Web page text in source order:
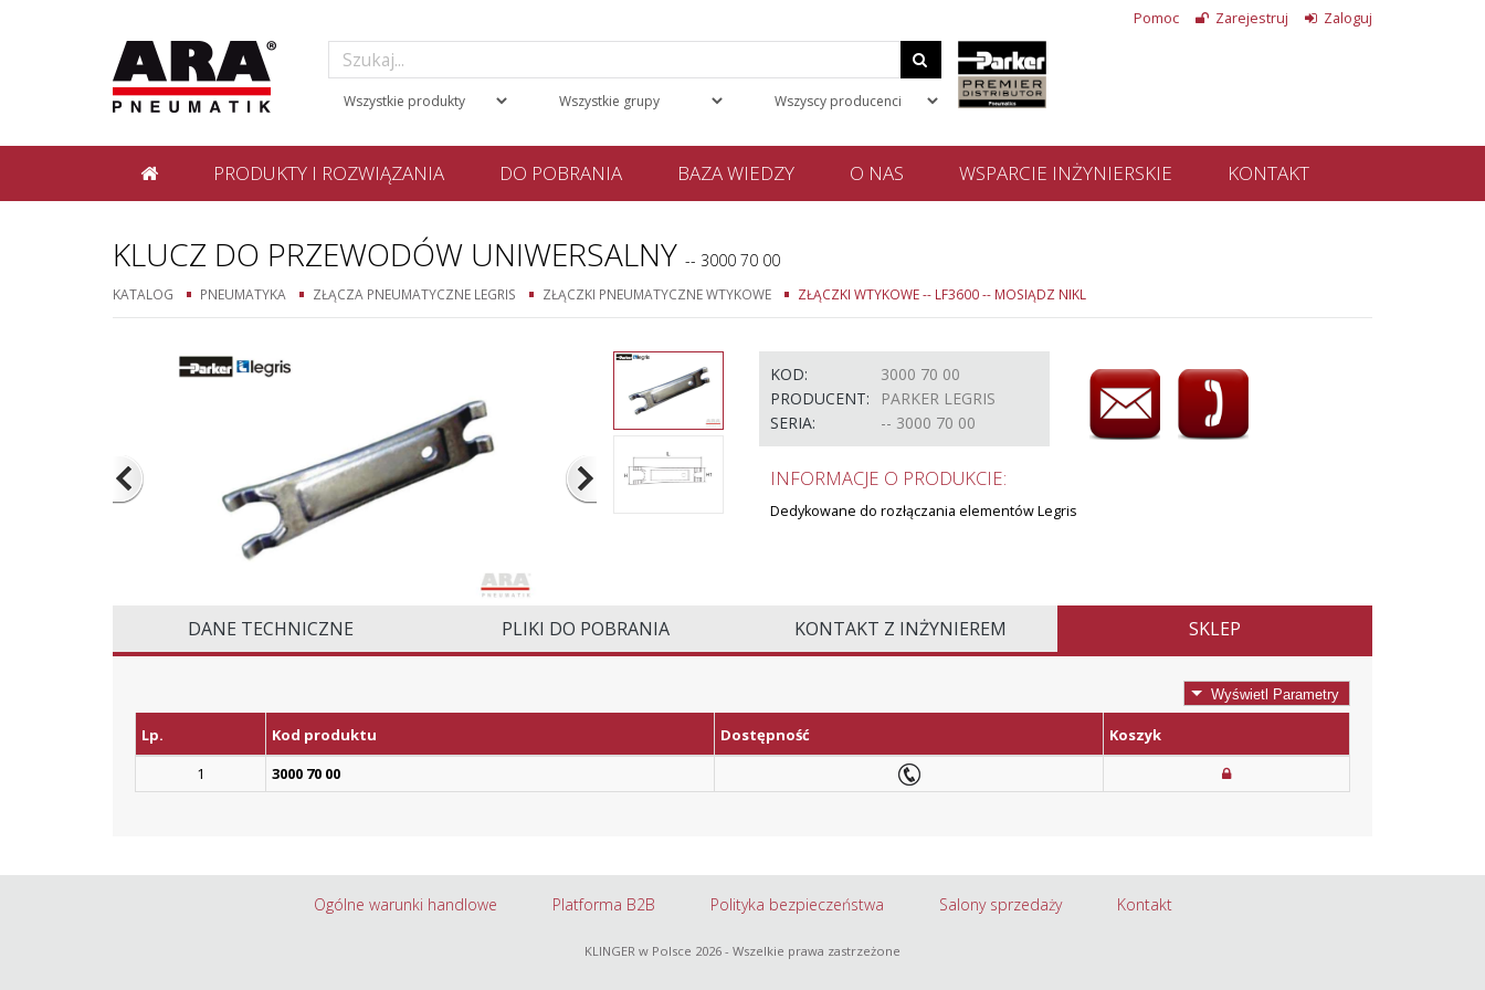
Pomoc Zarejestruj Zaloguj
PRODUKTY I ROZWIĄZANIA DO POBRANIA BAZA WIEDZY O NAS WSPARCIE INŻYNIERSKIE KONTAKT
KLUCZ DO PRZEWODÓW UNIWERSALNY -- 3000 70 00
KATALOG PNEUMATYKA ZŁĄCZA PNEUMATYCZNE LEGRIS ZŁĄCZKI PNEUMATYCZNE WTYKOWE ZŁĄCZKI WTYKOWE -- LF3600 -- MOSIĄDZ NIKL
KOD:
3000 70 00
PRODUCENT:
PARKER LEGRIS
SERIA:
-- 3000 70 00
INFORMACJE O PRODUKCIE:
Dedykowane do rozłączania elementów Legris
DANE TECHNICZNE PLIKI DO POBRANIA KONTAKT Z INŻYNIEREM SKLEP
Wyświetl Parametry
Lp. Kod produktu Dostępność
Koszyk
1
3000 70 00
Ogólne warunki handlowe Platforma B2B Polityka bezpieczeństwa Salony sprzedaży Kontakt
KLINGER w Polsce 2026 - Wszelkie prawa zastrzeżone